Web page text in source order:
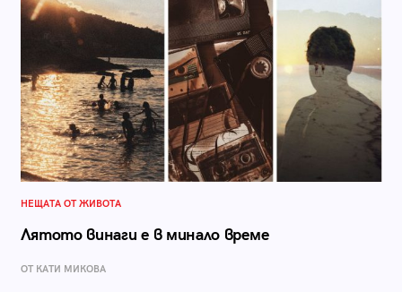
НЕЩАТА ОТ ЖИВОТА
Лятото винаги е в минало време
ОТ КАТИ МИКОВА